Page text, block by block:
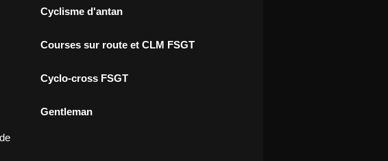
Cyclisme d'antan
Courses sur route et CLM FSGT
Cyclo-cross FSGT
Gentleman